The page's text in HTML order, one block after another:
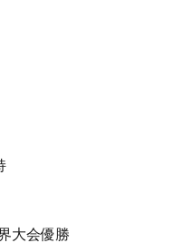
大会優勝